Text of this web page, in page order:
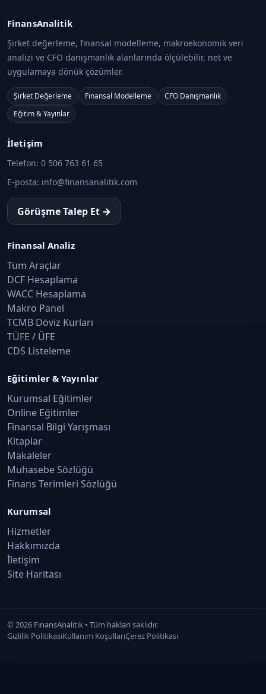
Takas, Saklama ve Operasyon İşlemleri · Konu 12
Pay Piyasasında Risk, Teminat ve Temerrüt
Takas, Saklama ve Operasyon İşlemleri · Konu 13
Payların Transfer İşlemleri
Takas, Saklama ve Operasyon İşlemleri · Konu 14
Borçlanma Araçları Piyasasının Yapısı ve İşlem
Takas, Saklama ve Operasyon İşlemleri · Konu 15
Borçlanma Araçlarında Takas, Kesinlik ve
Takas, Saklama ve Operasyon İşlemleri · Konu 16
BAP, BİST Para Piyasası ve Swap Piyasasında
Takas, Saklama ve Operasyon İşlemleri · Konu 17
Kupon Ödemeleri, İtfa ve Bildirim Süreçleri
Takas, Saklama ve Operasyon İşlemleri · Konu 18
Türev Araçlarda Takas, Uzlaşma, Fiziki Teslim ve
Takas, Saklama ve Operasyon İşlemleri · Konu 19
Takasbank Teminat Yönetimi
Takas, Saklama ve Operasyon İşlemleri · Konu 20
Deneme Sınavı 1
Takas, Saklama ve Operasyon İşlemleri · Konu 21
Deneme Sınavı 2
Deneme Sınavı 3
Takas, Saklama ve Operasyon İşlemleri · Konu 23
FinansAnalitik
Şirket değerleme, finansal modelleme, makroekonomik veri
analizi ve CFO danışmanlık alanlarında ölçülebilir, net ve
uygulamaya dönük çözümler.
Şirket Değerleme Finansal Modelleme
CFO Danışmanlık
Eğitim & Yayınlar
İletişim
Telefon: 0 506 763 61 65
E-posta: info@finansanalitik.com
Görüşme Talep Et →
Finansal Analiz
Tüm Araçlar
DCF Hesaplama
WACC Hesaplama
Makro Panel
TCMB Döviz Kurları
TÜFE / ÜFE
CDS Listeleme
Eğitimler & Yayınlar
Kurumsal Eğitimler
Online Eğitimler
Finansal Bilgi Yarışması
Kitaplar
Makaleler
Muhasebe Sözlüğü
Finans Terimleri Sözlüğü
Kurumsal
Hizmetler
Hakkımızda
İletişim
Site Haritası
© 2026 FinansAnalitik • Tüm hakları saklıdır.
Gizlilik PolitikasıKullanım KoşullarıÇerez Politikası